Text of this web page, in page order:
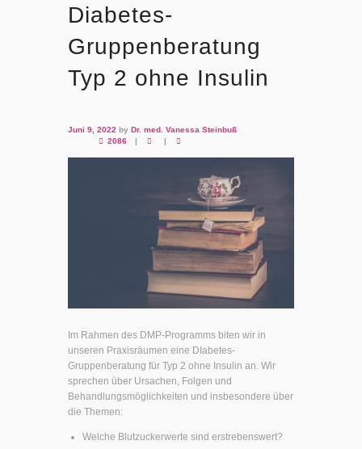
Diabetes-
Gruppenberatung
Typ 2 ohne Insulin
Juni 9, 2022 by Dr. med. Vanessa Steinbuß
2086
Im Rahmen des DMP-Programms biten wir in
unseren Praxisräumen eine DIabetes-
Gruppenberatung für Typ 2 ohne Insulin an. Wir
sprechen über Ursachen, Folgen und
Behandlungsmöglichkeiten und insbesondere über
die Themen:
Welche Blutzuckerwerte sind erstrebenswert?